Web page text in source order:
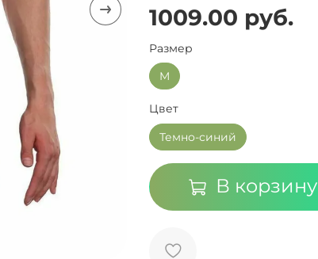
1009.00 руб.
В корзину
Размер
M
Цвет
Темно-синий